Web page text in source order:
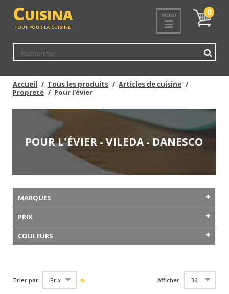
CUISINA
TOUT POUR LA CUISINE
MENU
Mon
panier
0
Accueil Tous les produits
Articles de cuisine
Propreté
Pour l'évier
POUR L'ÉVIER - VILEDA - DANESCO
MARQUES
PRIX
COULEURS
Trier par Afficher